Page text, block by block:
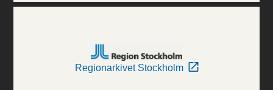
Regionarkivet Stockholm